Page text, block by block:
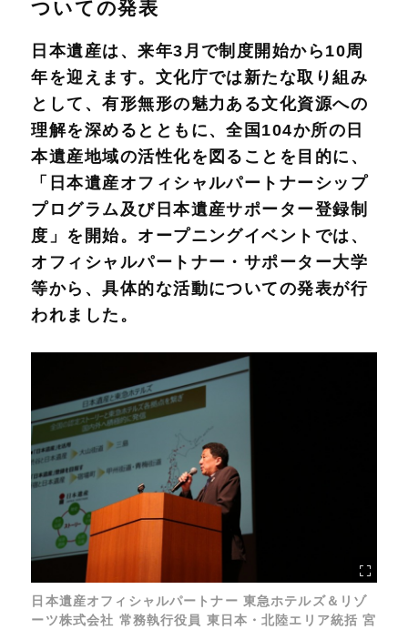
ついての発表
日本遺産は、来年3月で制度開始から10周
年を迎えます。文化庁では新たな取り組み
として、有形無形の魅力ある文化資源への
理解を深めるとともに、全国104か所の日
本遺産地域の活性化を図ることを目的に、
「日本遺産オフィシャルパートナーシップ
プログラム及び日本遺産サポーター登録制
度」を開始。オープニングイベントでは、
オフィシャルパートナー・サポーター大学
等から、具体的な活動についての発表が行
われました。
日本遺産オフィシャルパートナー 東急ホテルズ＆リゾ
ーツ株式会社 常務執行役員 東日本・北陸エリア統括 宮